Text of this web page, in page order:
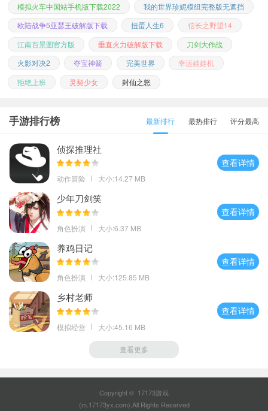
模拟火车中国站手机版下载2022
我的世界珍妮模组完整版无遮挡
欧陆战争5亚瑟王破解版下载
扭蛋人生6
信长之野望14
江南百景图官方版
垂直火力破解版下载
刀剑大作战
火影对决2
夺宝神箭 完美世界
幸运娃娃机
拒绝上班
灵契少女 封仙之怒
手游排行榜 最新排行 最热排行 评分最高
侦探推理社
动作冒险 大小:14.27 MB
查看详情
少年刀剑笑
角色扮演 大小:6.37 MB
查看详情
养鸡日记
角色扮演 大小:125.85 MB
查看详情
乡村老师
模拟经营 大小:45.16 MB
查看详情
查看更多
Copyright © 17173游戏
(m.17173yx.com).All Rights Reserved